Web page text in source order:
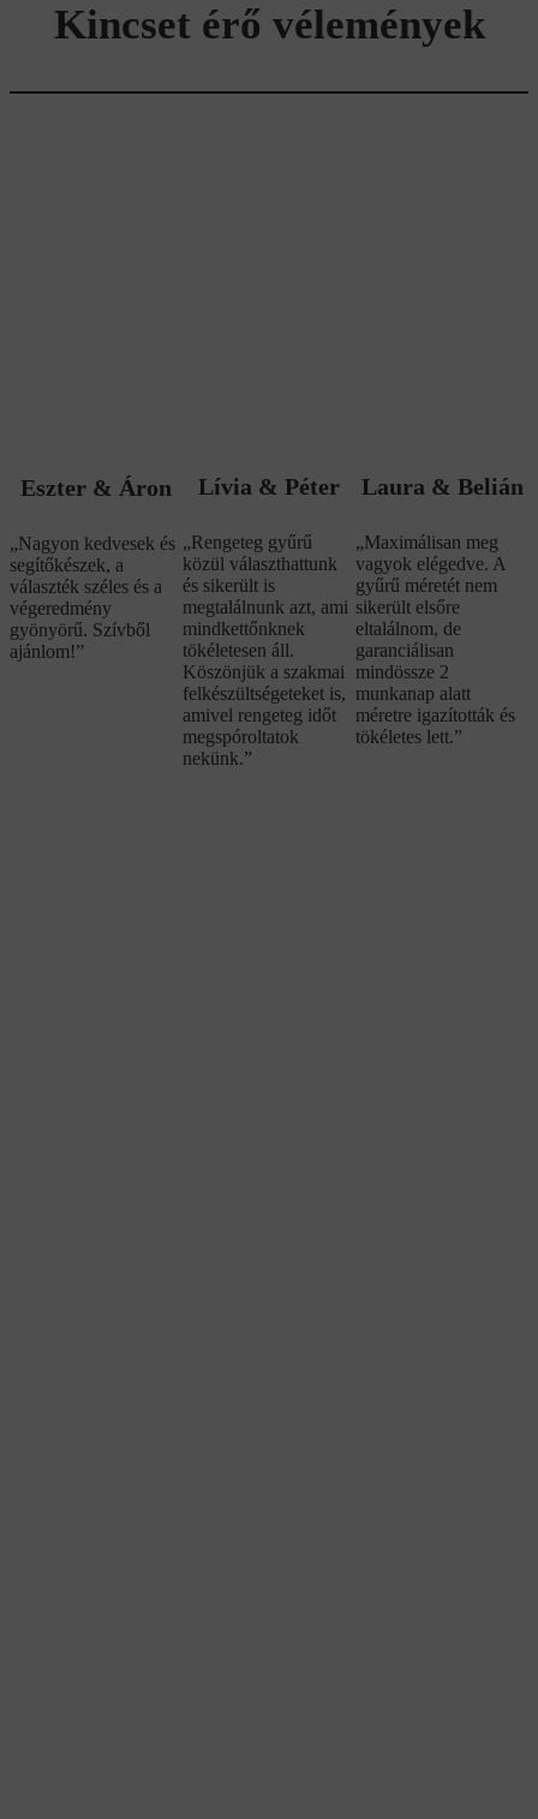
Kincset érő vélemények
Eszter & Áron
„Nagyon kedvesek és
segítőkészek, a
választék széles és a
végeredmény
gyönyörű. Szívből
ajánlom!”
Lívia & Péter
„Rengeteg gyűrű
közül választhattunk
és sikerült is
megtalálnunk azt, ami
mindkettőnknek
tökéletesen áll.
Köszönjük a szakmai
felkészültségeteket is,
amivel rengeteg időt
megspóroltatok
nekünk.”
Laura & Belián
„Maximálisan meg
vagyok elégedve. A
gyűrű méretét nem
sikerült elsőre
eltalálnom, de
garanciálisan
mindössze 2
munkanap alatt
méretre igazították és
tökéletes lett.”